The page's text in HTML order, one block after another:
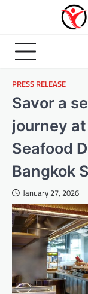
PRESS RELEASE
Savor a
journey
Seafood
Bangkok
January 27, 2026